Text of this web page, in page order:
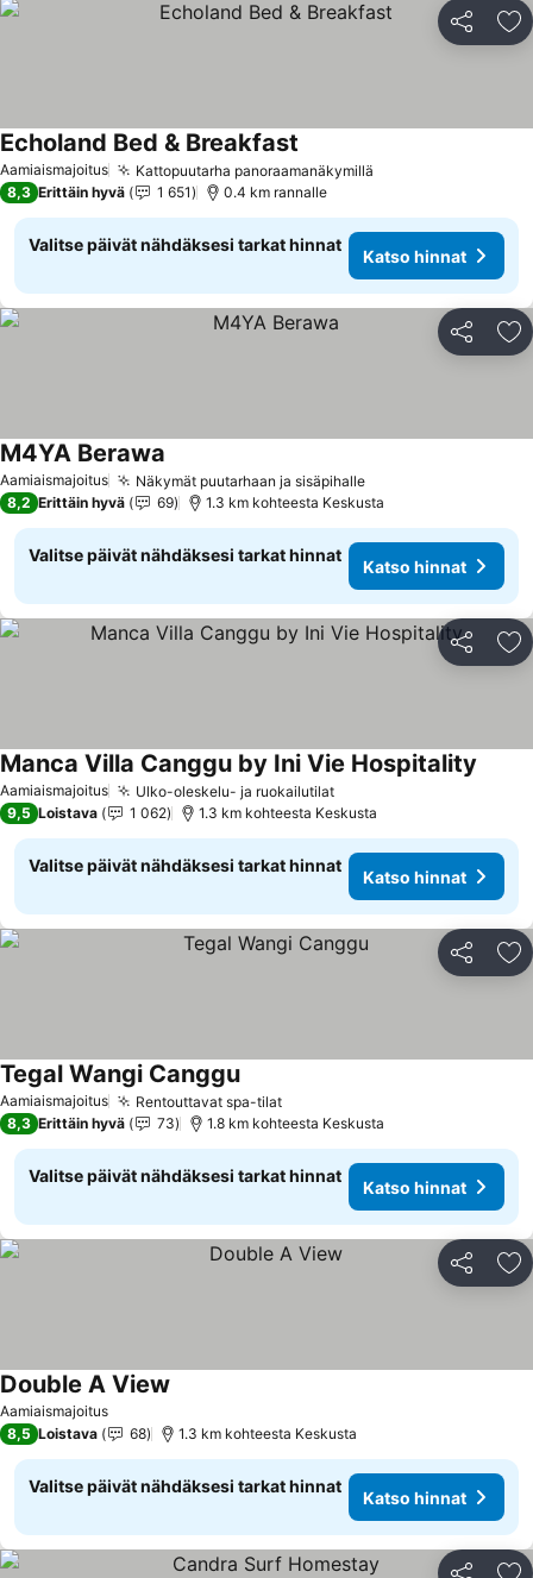
Jaa
Aamiaismajoitus Kattopuutarha panoraamanäkymillä
Echoland Bed & Breakfast
8,3 Erittäin hyvä 1 651 0.4 km rannalle
Valitse päivät nähdäksesi tarkat hinnat
Katso hinnat
Jaa
Aamiaismajoitus Näkymät puutarhaan ja sisäpihalle
M4YA Berawa
8,2 Erittäin hyvä 69 1.3 km kohteesta Keskusta
Valitse päivät nähdäksesi tarkat hinnat
Katso hinnat
Jaa
Aamiaismajoitus Ulko-oleskelu- ja ruokailutilat
Manca Villa Canggu by Ini Vie Hospitality
9,5 Loistava 1 062 1.3 km kohteesta Keskusta
Valitse päivät nähdäksesi tarkat hinnat
Katso hinnat
Jaa
Aamiaismajoitus Rentouttavat spa-tilat
Tegal Wangi Canggu
8,3 Erittäin hyvä 73 1.8 km kohteesta Keskusta
Valitse päivät nähdäksesi tarkat hinnat
Katso hinnat
Jaa
Aamiaismajoitus
Double A View
8,5 Loistava 68 1.3 km kohteesta Keskusta
Valitse päivät nähdäksesi tarkat hinnat
Katso hinnat